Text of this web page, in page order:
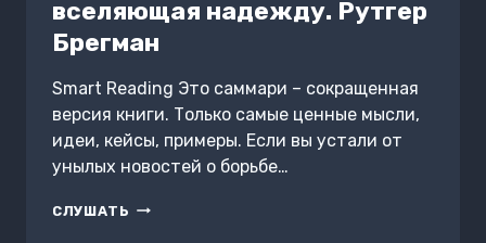
вселяющая надежду. Рутгер
Брегман
Smart Reading Это саммари – сокращенная
версия книги. Только самые ценные мысли,
идеи, кейсы, примеры. Если вы устали от
унылых новостей о борьбе…
СЛУШАТЬ КЛЮЧЕВЫЕ